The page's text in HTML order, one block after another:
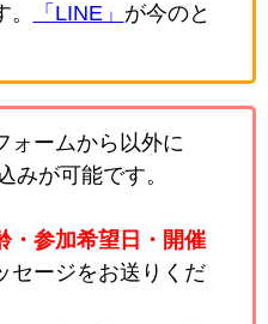
「LINE」 が今のと
ォームから以外に
みが可能です。
・参加希望日・開催
セージをお送りくだ